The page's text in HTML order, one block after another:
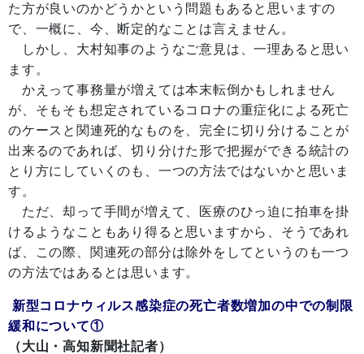
た方が良いのかどうかという問題もあると思いますの
で、一概に、今、断定的なことは言えません。
しかし、大村知事のようなご意見は、一理あると思い
ます。
かえって事務量が増えては本末転倒かもしれません
が、そもそも想定されているコロナの重症化による死亡
のケースと関連死的なものを、完全に切り分けることが
出来るのであれば、切り分けた形で把握ができる統計の
とり方にしていくのも、一つの方法ではないかと思いま
す。
ただ、却って手間が増えて、医療のひっ迫に拍車を掛
けるようなこともあり得ると思いますから、そうであれ
ば、この際、関連死の部分は除外をしてというのも一つ
の方法ではあるとは思います。
新型コロナウィルス感染症の死亡者数増加の中での制限
緩和について①
（大山・高知新聞社記者）